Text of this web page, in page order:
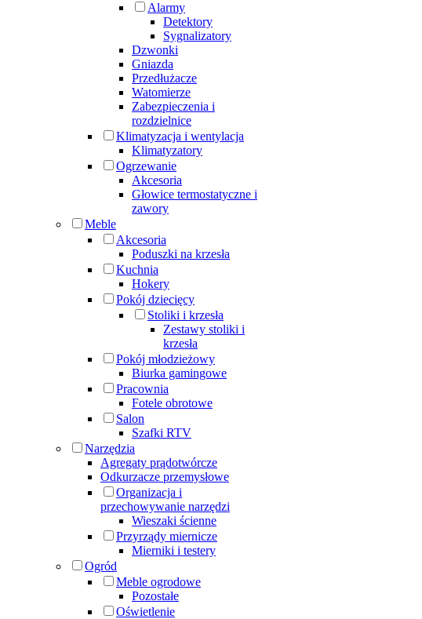
Alarmy
Detektory
Sygnalizatory
Dzwonki
Gniazda
Przedłużacze
Watomierze
Zabezpieczenia i
rozdzielnice
Klimatyzacja i wentylacja
Klimatyzatory
Ogrzewanie
Akcesoria
Głowice termostatyczne i
zawory
Meble
Akcesoria
Poduszki na krzesła
Kuchnia
Hokery
Pokój dziecięcy
Stoliki i krzesła
Zestawy stoliki i
krzesła
Pokój młodzieżowy
Biurka gamingowe
Pracownia
Fotele obrotowe
Salon
Szafki RTV
Narzędzia
Agregaty prądotwórcze
Odkurzacze przemysłowe
Organizacja i
przechowywanie narzędzi
Wieszaki ścienne
Przyrządy miernicze
Mierniki i testery
Ogród
Meble ogrodowe
Pozostałe
Oświetlenie